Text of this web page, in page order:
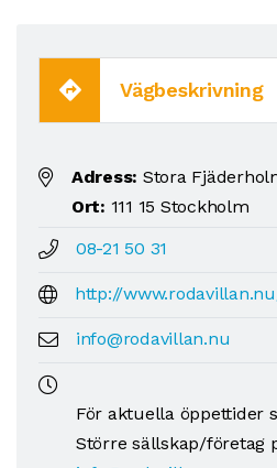
Vägbeskrivning
Adress: Stora
Ort: 111 15 Stockholm
08-21 50 31
http://
info@rodavillan.nu
För aktuella öppettider
Större sällskap/företag